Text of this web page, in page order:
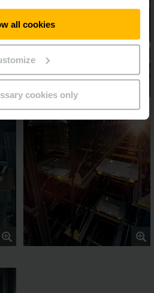
all cookies
cookies only